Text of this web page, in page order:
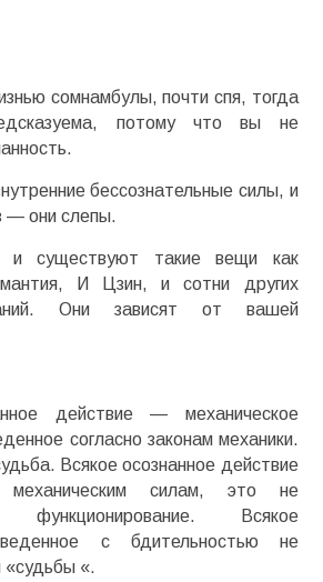
сомнамбулы, почти спя, тогда
потому что вы не
бессознательные силы, и
— они слепы.
и существуют такие вещи как
И Цзин, и сотни других
Они зависят от вашей
действие — механическое
согласно законам механики.
Всякое осознанное действие
механическим силам, это не
функционирование. Всякое
с бдительностью не
«судьбы «.